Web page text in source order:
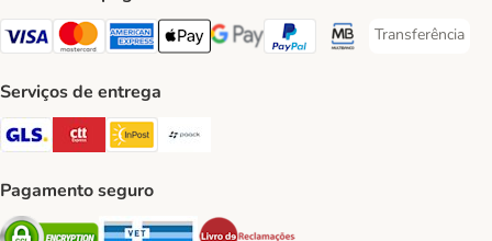
Visa Payment Method
Mastercard Payment Method
American Express Payment Method
Apple Pay Payment Method
Google Pay Payment Method
PayPal Payment Method
Multibanco Payment
Transferência
Transferência
Serviços de entrega
GLS Shipping Method
CTTExpress Shipping Method
InPost Shipping Method
Pagamento seguro
Security Security